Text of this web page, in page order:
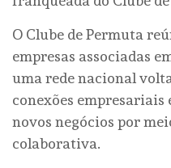
O Clube de Permuta
empresas associadas
uma rede nacional
conexões empresariais
novos negócios por
colaborativa.